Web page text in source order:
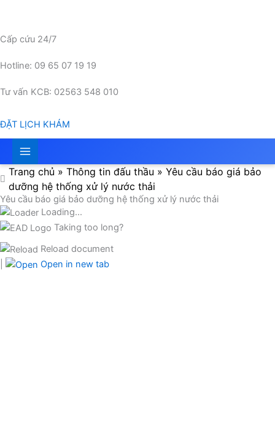
nội
Cấp cứu 24/7
Hotline: 09 65 07 19 19
Tư vấn KCB: 02563 548 010
ĐẶT LỊCH KHÁM
Trang chủ » Thông tin đấu thầu » Yêu cầu báo giá bảo
dưỡng hệ thống xử lý nước thải
Yêu cầu báo giá bảo dưỡng hệ thống xử lý nước thải
Loading...
Taking too long?
Reload document
Open in new tab